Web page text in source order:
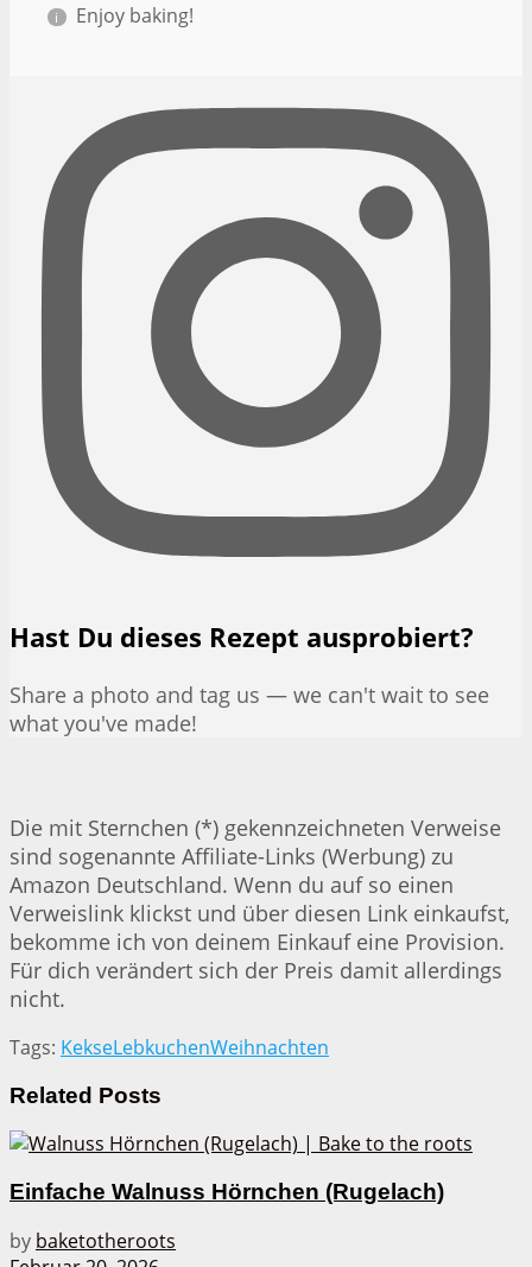
Enjoy baking!
Hast Du dieses Rezept ausprobiert?
Share a photo and tag us — we can't wait to see
what you've made!
Die mit Sternchen (*) gekennzeichneten Verweise
sind sogenannte Affiliate-Links (Werbung) zu
Amazon Deutschland. Wenn du auf so einen
Verweislink klickst und über diesen Link einkaufst,
bekomme ich von deinem Einkauf eine Provision.
Für dich verändert sich der Preis damit allerdings
nicht.
Tags: KekseLebkuchenWeihnachten
Related Posts
Einfache Walnuss Hörnchen (Rugelach)
by baketotheroots